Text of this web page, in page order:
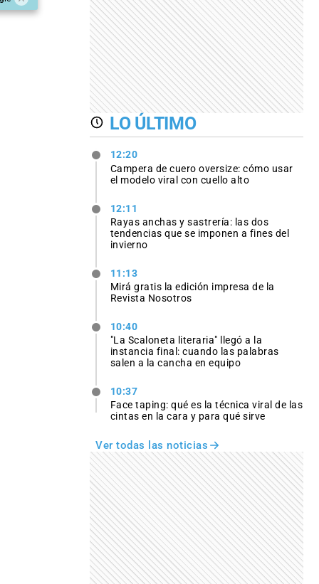
LO ÚLTIMO
12:20
Campera de cuero oversize: cómo usar
el modelo viral con cuello alto
12:11
Rayas anchas y sastrería: las dos
tendencias que se imponen a fines del
invierno
11:13
Mirá gratis la edición impresa de la
Revista Nosotros
10:40
"La Scaloneta literaria" llegó a la
instancia final: cuando las palabras
salen a la cancha en equipo
10:37
Face taping: qué es la técnica viral de las
cintas en la cara y para qué sirve
Ver todas las noticias